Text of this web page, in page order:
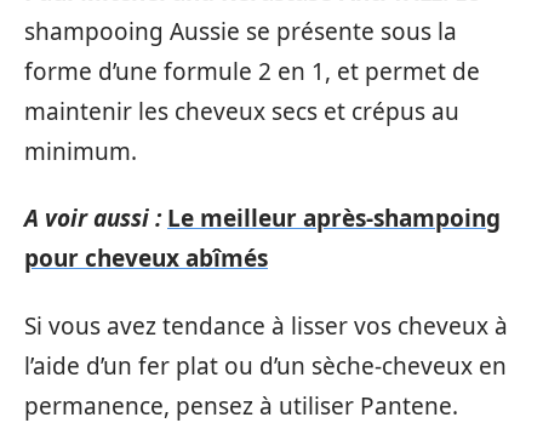
shampooing Aussie se présente sous la
forme d’une formule 2 en 1, et permet de
maintenir les cheveux secs et crépus au
minimum.
A voir aussi : Le meilleur après-shampoing
pour cheveux abîmés
Si vous avez tendance à lisser vos cheveux à
l’aide d’un fer plat ou d’un sèche-cheveux en
permanence, pensez à utiliser Pantene.